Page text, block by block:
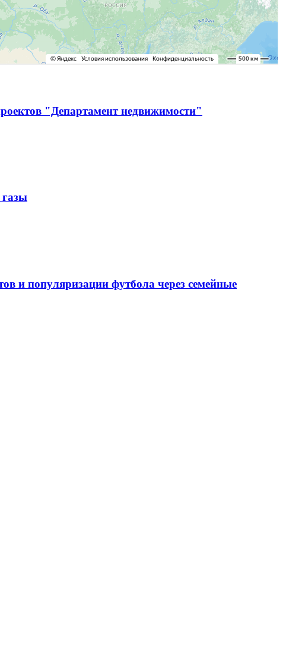
"Департамент недвижимости"
и популяризации футбола через семейные